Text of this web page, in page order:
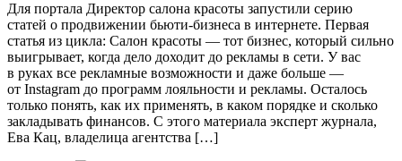
Для портала Директор салона красоты запустили серию
статей о продвижении бьюти-бизнеса в интернете. Первая
статья из цикла: Салон красоты — тот бизнес, который сильно
выигрывает, когда дело доходит до рекламы в сети. У вас
в руках все рекламные возможности и даже больше —
от Instagram до программ лояльности и рекламы. Осталось
только понять, как их применять, в каком порядке и сколько
закладывать финансов. С этого материала эксперт журнала,
Ева Кац, владелица агентства […]